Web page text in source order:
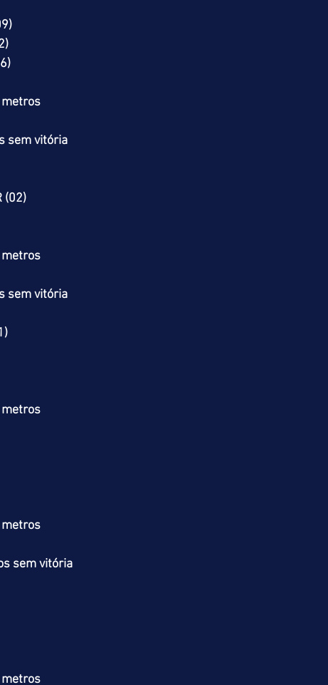
metros
sem vitória
(02)
metros
sem vitória
metros
metros
sem vitória
metros